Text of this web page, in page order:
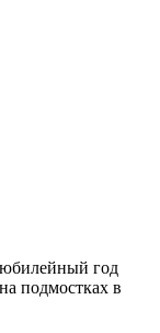
юбилейный год
подмостках в